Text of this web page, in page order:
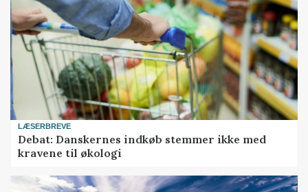
LÆSERBREVE
Debat: Danskernes indkøb stemmer ikke med
kravene til økologi